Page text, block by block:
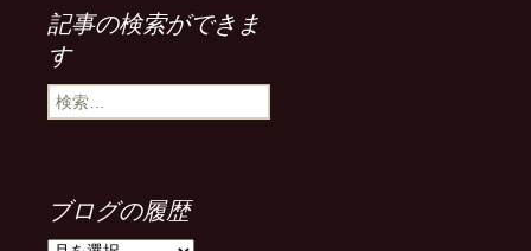
記事の検索ができま
す
検
索
ブログの履歴